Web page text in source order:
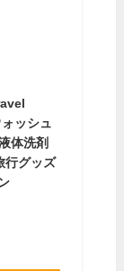
ッシュ
体洗剤
行グッズ